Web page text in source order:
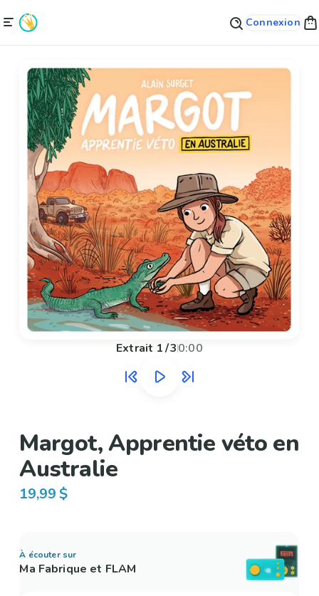
Connexion
Extrait 1/30:00
Margot, Apprentie véto en
Australie
19,99 $
À écouter sur
Ma Fabrique et FLAM